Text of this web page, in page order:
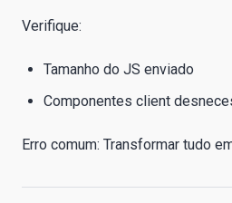
Verifique:
Tamanho do JS enviado
Componentes client
Erro comum: Transformar tudo